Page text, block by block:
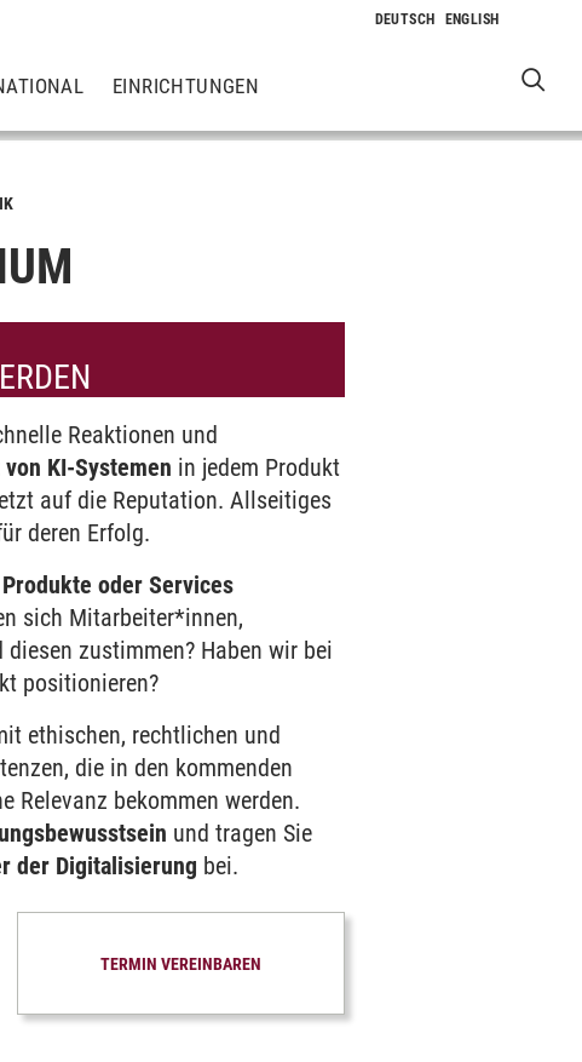
EINRICHTUNGEN
Reaktionen und
von KI-Systemen in jedem Produkt
auf die Reputation. Allseitiges
deren Erfolg.
Produkte oder Services
sich Mitarbeiter*innen,
diesen zustimmen? Haben wir bei
positionieren?
ethischen, rechtlichen und
die in den kommenden
Relevanz bekommen werden.
und tragen Sie
der Digitalisierung bei.
TERMIN VEREINBAREN